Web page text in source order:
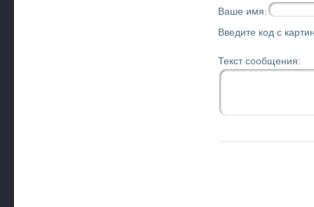
Ваше имя:
Введите код с
Текст сообщения: